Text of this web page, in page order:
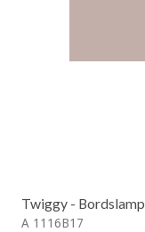
Twiggy -
A 1116B17